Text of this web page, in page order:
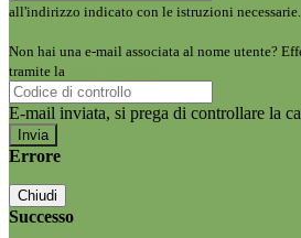
all'indirizzo indicato con le istruzioni necessarie.
Non hai una e-mail associata al nome utente?
tramite la
E-mail inviata, si prega di controllare la
Errore
Chiudi
Successo